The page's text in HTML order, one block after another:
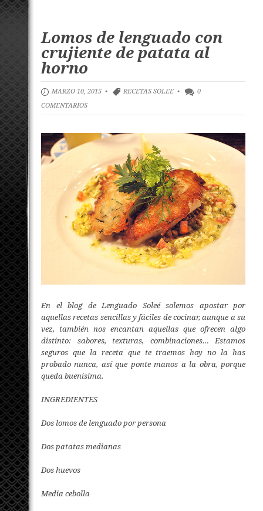
Lomos de lenguado con
crujiente de patata al
horno
MARZO 10, 2015 • RECETAS SOLEE •
0
COMENTARIOS
En el blog de Lenguado Soleé solemos apostar por
aquellas recetas sencillas y fáciles de cocinar, aunque a su
vez, también nos encantan aquellas que ofrecen algo
distinto: sabores, texturas, combinaciones… Estamos
seguros que la receta que te traemos hoy no la has
probado nunca, así que ponte manos a la obra, porque
queda buenísima.
INGREDIENTES
Dos lomos de lenguado por persona
Dos patatas medianas
Dos huevos
Media cebolla